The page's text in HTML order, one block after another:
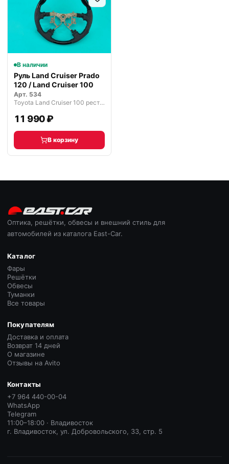
В наличии
Руль Land Cruiser Prado
120 / Land Cruiser 100
Арт. 534
Toyota Land Cruiser 100 рестайлинг (2002—2005)
11 990 ₽
В корзину
Оптика, решётки, обвесы и внешний стиль для
автомобилей из каталога East-Car.
Каталог
Фары
Решётки
Обвесы
Туманки
Все товары
Покупателям
Доставка и оплата
Возврат 14 дней
О магазине
Отзывы на Avito
Контакты
+7 964 440-00-04
WhatsApp
Telegram
11:00–18:00 · Владивосток
г. Владивосток, ул. Добровольского, 33, стр. 5